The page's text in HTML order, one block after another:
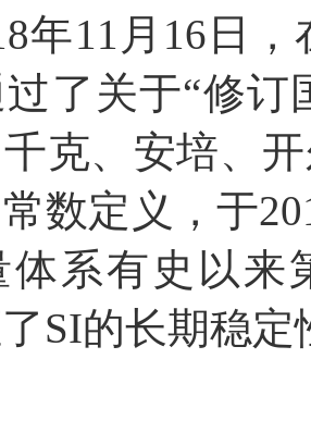
年11月16日
过了关于“修
克、安培、
数定义，于
体系有史以
了SI的长期稳